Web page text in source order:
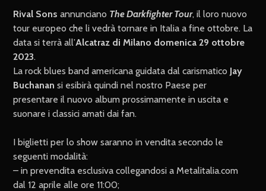
Rival Sons annunciano The Darkfighter Tour, il loro nuovo
tour europeo che li vedrà tornare in Italia a fine ottobre. La
data si terrà all’Alcatraz di Milano domenica 29 ottobre
2023.
La rock blues band americana guidata dal carismatico Jay
Buchanansi esibirà quindi nel nostro Paese per
presentare il nuovo album prossimamente in uscita e
suonare i classici amati dai fan.
I biglietti per lo show saranno in vendita secondo le
seguenti modalità:
– in prevendita esclusiva collegandosi a Metalitalia.com
dal 12 aprile alle ore 11:00;